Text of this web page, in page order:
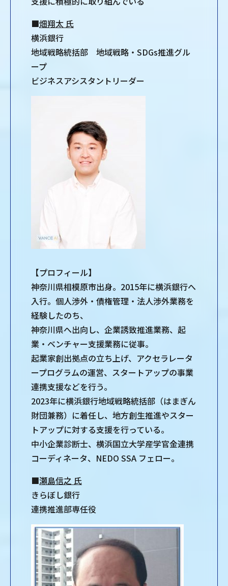
■畑翔太 氏
横浜銀行
地域戦略統括部 地域戦略・SDGs推進グル
ープ
ビジネスアシスタントリーダー
【プロフィール】
神奈川県相模原市出身。2015年に横浜銀行へ
入行。個人渉外・債権管理・法人渉外業務を
経験したのち、
神奈川県へ出向し、企業誘致推進業務、起
業・ベンチャー支援業務に従事。
起業家創出拠点の立ち上げ、アクセラレータ
ープログラムの運営、スタートアップの事業
連携支援などを行う。
2023年に横浜銀行地域戦略統括部（はまぎん
財団兼務）に着任し、地方創生推進やスター
トアップに対する支援を行っている。
中小企業診断士、横浜国立大学産学官金連携
コーディネータ、NEDO SSA フェロー。
■瀬島信之 氏
きらぼし銀行
連携推進部専任役